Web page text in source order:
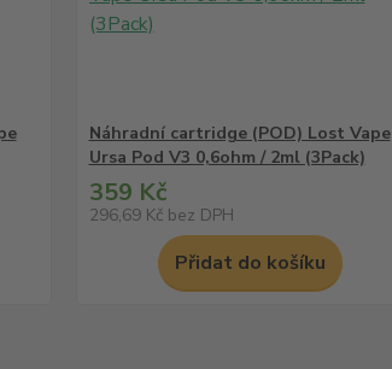
Náhradní cartridge (POD) Lost Vape
Ursa Pod V3 0,6ohm / 2ml (3Pack)
359 Kč
296,69 Kč bez DPH
Přidat do košíku